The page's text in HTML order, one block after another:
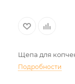
Подробности